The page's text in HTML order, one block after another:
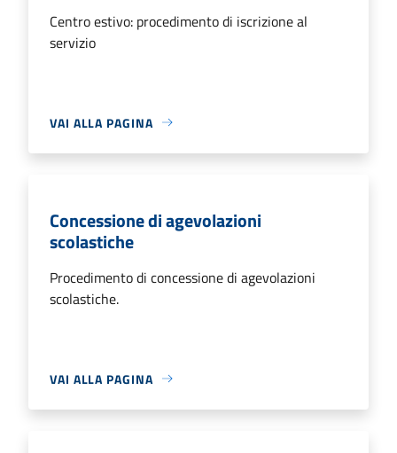
Centro estivo: procedimento di iscrizione al
servizio
VAI ALLA PAGINA
Concessione di agevolazioni
scolastiche
Procedimento di concessione di agevolazioni
scolastiche.
VAI ALLA PAGINA